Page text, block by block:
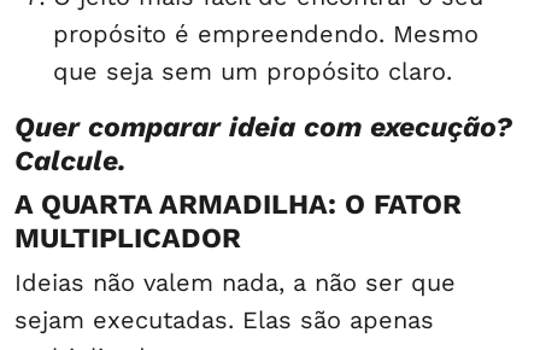
propósito é empreendendo. Mesmo
que seja sem um propósito claro.
Quer comparar ideia com execução?
Calcule.
A QUARTA ARMADILHA: O FATOR
MULTIPLICADOR
Ideias não valem nada, a não ser que
sejam executadas. Elas são apenas